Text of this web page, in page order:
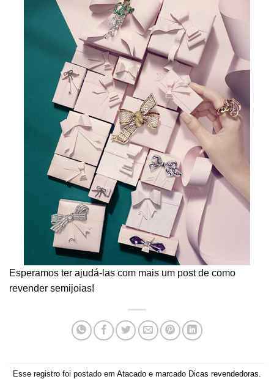
Esperamos ter ajudá-las com mais um post de como
revender semijoias!
Esse registro foi postado em Atacado e marcado Dicas revendedoras